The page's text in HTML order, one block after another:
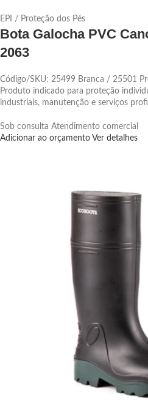
EPI / Proteção dos Pés
Bota Galocha PVC
2063
Código/SKU: 25499 Branca / 25501
Produto indicado para proteção
industriais, manutenção e serviços
Sob consulta Atendimento comercial
Adicionar ao orçamento Ver detalhes